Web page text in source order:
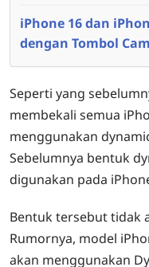
iPhone 16 dan
dengan Tombol
Seperti yang
membekali semua
menggunakan
Sebelumnya bentuk
digunakan pada
Bentuk tersebut tidak
Rumornya, model
akan menggunakan